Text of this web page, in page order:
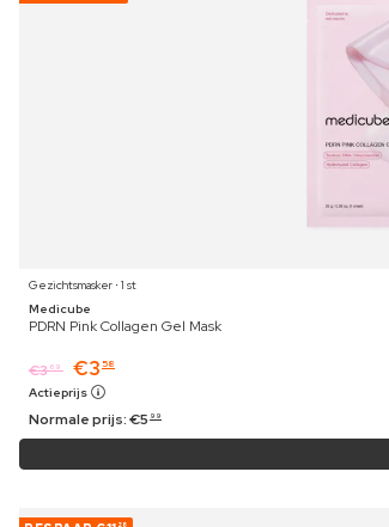
Gezichtsmasker ⋅ 1 st
Medicube
PDRN Pink Collagen Gel Mask
€3 69 €3 58
Actieprijs
Normale prijs:€5 99